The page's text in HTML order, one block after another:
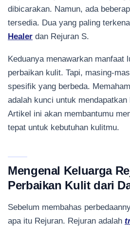
dibicarakan. Namun, ada
tersedia. Dua yang paling
Healer dan Rejuran S.
Keduanya menawarkan manfaat
perbaikan kulit. Tapi, masing-
spesifik yang berbeda.
adalah kunci untuk
Artikel ini akan membantumu
tepat untuk kebutuhan kulitmu.
Mengenal Keluarga
Perbaikan Kulit dari
Sebelum membahas
apa itu Rejuran. Rejuran adalah